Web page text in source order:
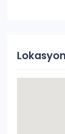
Lokasyon